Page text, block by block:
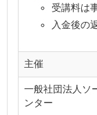
受講料は
入金後の
主催
一般社団法人ソ
ンター